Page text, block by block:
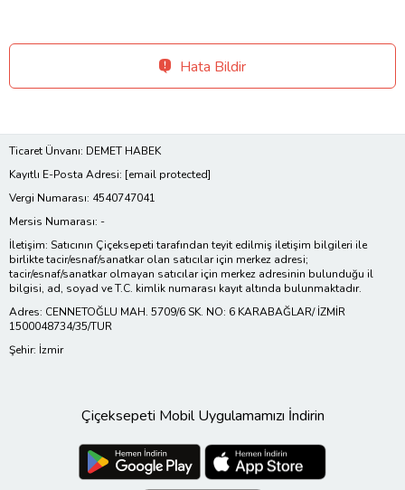
Hata Bildir
Ticaret Ünvanı: DEMET HABEK
Kayıtlı E-Posta Adresi: [email protected]
Vergi Numarası: 4540747041
Mersis Numarası: -
İletişim: Satıcının Çiçeksepeti tarafından teyit edilmiş iletişim bilgileri ile
birlikte tacir/esnaf/sanatkar olan satıcılar için merkez adresi;
tacir/esnaf/sanatkar olmayan satıcılar için merkez adresinin bulunduğu il
bilgisi, ad, soyad ve T.C. kimlik numarası kayıt altında bulunmaktadır.
Adres: CENNETOĞLU MAH. 5709/6 SK. NO: 6 KARABAĞLAR/ İZMİR
1500048734/35/TUR
Şehir: İzmir
Çiçeksepeti Mobil Uygulamamızı İndirin